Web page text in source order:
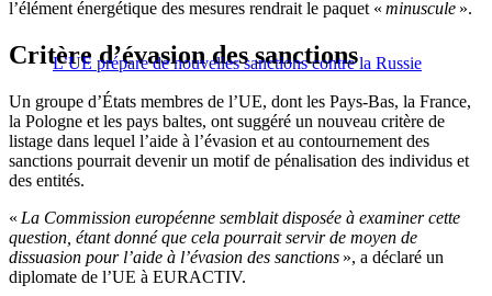
l’élément énergétique des mesures rendrait le paquet « minuscule ».
L’UE prépare de nouvelles sanctions contre la Russie
Critère d’évasion des sanctions
Un groupe d’États membres de l’UE, dont les Pays-Bas, la France,
la Pologne et les pays baltes, ont suggéré un nouveau critère de
listage dans lequel l’aide à l’évasion et au contournement des
sanctions pourrait devenir un motif de pénalisation des individus et
des entités.
« La Commission européenne semblait disposée à examiner cette
question, étant donné que cela pourrait servir de moyen de
dissuasion pour l’aide à l’évasion des sanctions », a déclaré un
diplomate de l’UE à EURACTIV.